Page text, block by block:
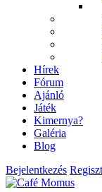
Hírek
Fórum
Ajánló
Játék
Kimernya?
Galéria
Blog
Bejelentkezés